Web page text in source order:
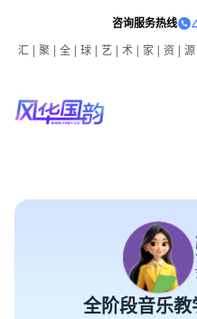
咨询服务热线
汇|聚|全|球|艺|术|家|资|源
全阶段音乐